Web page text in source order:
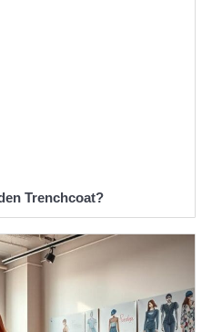
Trenchcoat?